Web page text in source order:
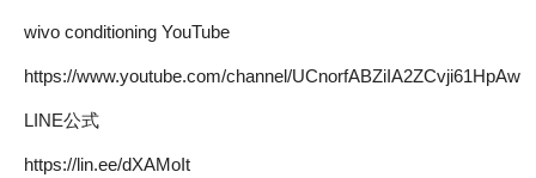
wivo conditioning YouTube
https://www.youtube.com/channel/UCnorfABZiIA2ZCvji61HpAw
LINE公式
https://lin.ee/dXAMoIt